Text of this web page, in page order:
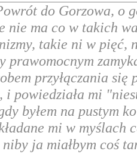
do Gorzowa, o
nie ma co w takich
takie ni w pięć,
prawomocnym
przyłączania
powiedziała mi
byłem na pustym
mi w myślach
ja miałbym coś